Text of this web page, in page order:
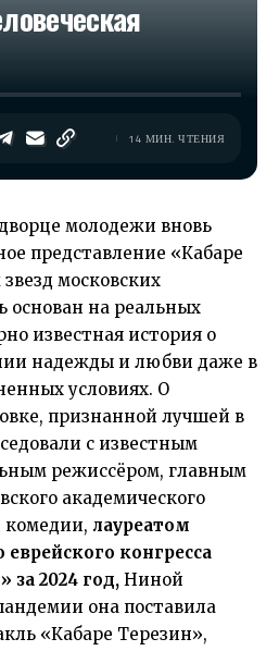
14 МИН. ЧТЕНИЯ
молодежи вновь
представление «Кабаре
звезд московских
основан на реальных
известная история о
надежды и любви даже в
условиях. О
признанной лучшей в
с известным
режиссёром, главным
академического
комедии, лауреатом
конгресса
за 2024 год, Ниной
она поставила
«Кабаре Терезин»,